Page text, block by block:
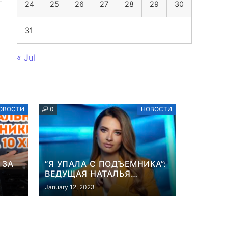
24 25 26 27 28 29 30
31
« Jul
0 НОВОСТИ
“Я УПАЛА С ПОДЪЕМНИКА”:
ВЕДУЩАЯ НАТАЛЬЯ
ОСТРОВСКАЯ РАССКАЗАЛА
О НЕПРИЯТНОМ
January 12, 2023